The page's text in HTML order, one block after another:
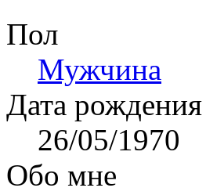
Пол
Мужчина
Дата рождения
26/05/1970
Обо мне